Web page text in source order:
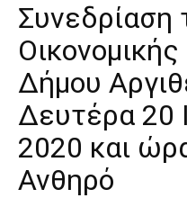
Συνεδρίαση
Δήμου
Δευτέρα 20
2020 και
Ανθηρό